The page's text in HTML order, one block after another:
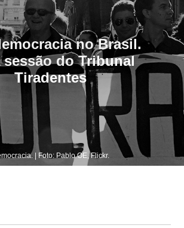
no Brasil.
sessão do Tribunal
Tiradentes
| Foto: Pablo OE, Flickr.